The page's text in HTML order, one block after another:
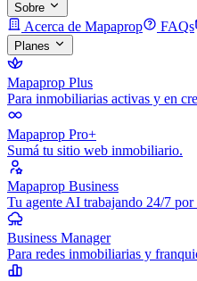
Sobre
Acerca de Mapaprop FAQs
Planes
Mapaprop Plus
Para inmobiliarias activas y en
Mapaprop Pro+
Sumá tu sitio web inmobiliario.
Mapaprop Business
Tu agente AI trabajando 24/7 por
Business Manager
Para redes inmobiliarias y